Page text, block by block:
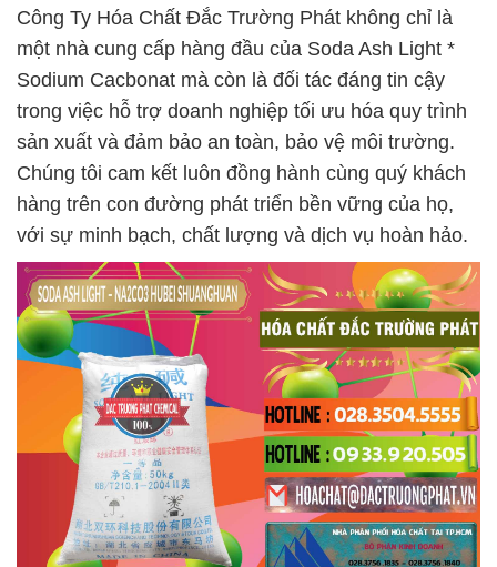
Công Ty Hóa Chất Đắc Trường Phát không chỉ là
một nhà cung cấp hàng đầu của Soda Ash Light *
Sodium Cacbonat mà còn là đối tác đáng tin cậy
trong việc hỗ trợ doanh nghiệp tối ưu hóa quy trình
sản xuất và đảm bảo an toàn, bảo vệ môi trường.
Chúng tôi cam kết luôn đồng hành cùng quý khách
hàng trên con đường phát triển bền vững của họ,
với sự minh bạch, chất lượng và dịch vụ hoàn hảo.